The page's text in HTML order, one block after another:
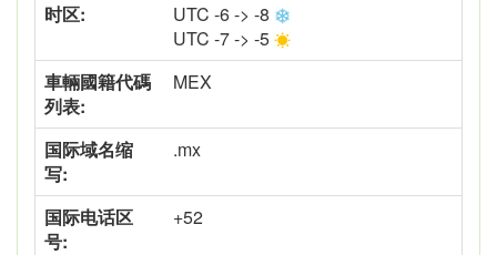
时区:
UTC -6 -> -8
UTC -7 -> -5
車輛國籍代碼
列表:
MEX
国际域名缩
写:
.mx
国际电话区
号:
+52